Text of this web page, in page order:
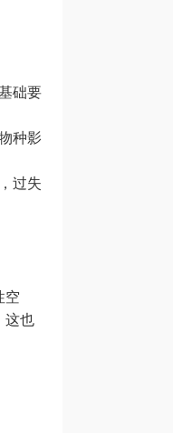
础要
种影
过失
空
这也